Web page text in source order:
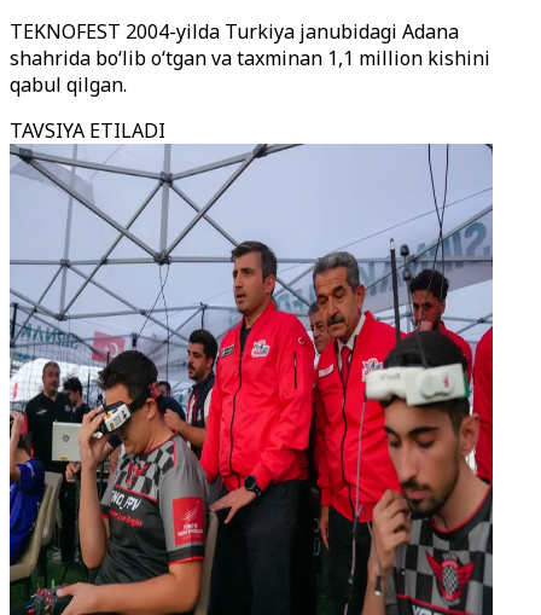
TEKNOFEST 2004-yilda Turkiya janubidagi Adana
shahrida boʻlib oʻtgan va taxminan 1,1 million kishini
qabul qilgan.
TAVSIYA ETILADI